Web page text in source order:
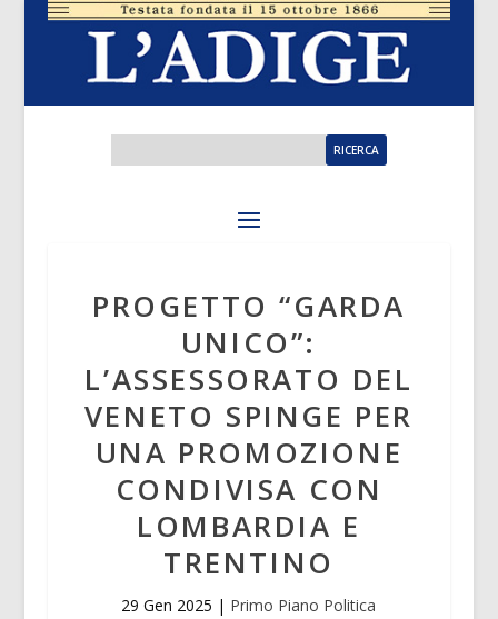
PROGETTO “GARDA
UNICO”:
L’ASSESSORATO DEL
VENETO SPINGE PER
UNA PROMOZIONE
CONDIVISA CON
LOMBARDIA E
TRENTINO
29 Gen 2025 | Primo Piano Politica